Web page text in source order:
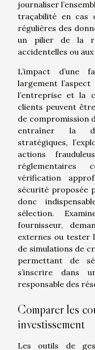
journaliser
traçabilité en cas
régulières des
un pilier de la
accidentelles ou
L’impact d’une
largement
l’entreprise et la
clients peuvent
de compromission
entraîner la
stratégiques,
actions
réglementaires
vérification
sécurité proposée
donc
sélection.
fournisseur,
externes ou tester
de simulations de
permettant de
s’inscrire dans
responsable des
Comparer les
investissement
Les outils de